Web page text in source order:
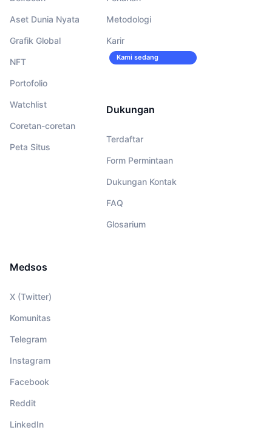
Aset Dunia Nyata
Grafik Global
NFT
Portofolio
Watchlist
Coretan-coretan
Peta Situs
Metodologi
Karir
Kami sedang
merekrut!
Dukungan
Terdaftar
Form Permintaan
Dukungan Kontak
FAQ
Glosarium
Medsos
X (Twitter)
Komunitas
Telegram
Instagram
Facebook
Reddit
LinkedIn